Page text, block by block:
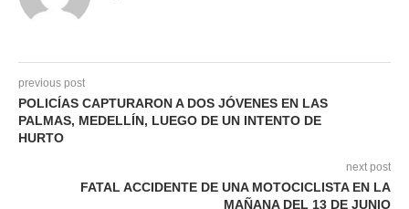
previous post
POLICÍAS CAPTURARON A DOS JÓVENES EN LAS
PALMAS, MEDELLÍN, LUEGO DE UN INTENTO DE
HURTO
next post
FATAL ACCIDENTE DE UNA MOTOCICLISTA EN LA
MAÑANA DEL 13 DE JUNIO